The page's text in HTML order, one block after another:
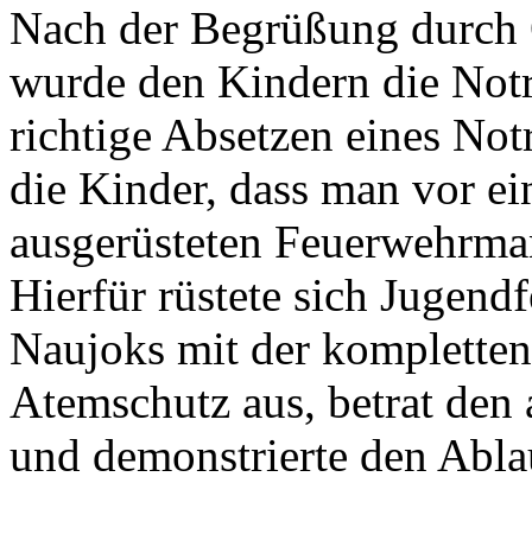
Nach der Begrüßung
wurde den Kindern die
richtige Absetzen eines
die Kinder, dass man vor
ausgerüsteten
Hierfür rüstete sich
Naujoks mit der
Atemschutz aus, betrat
und demonstrierte den